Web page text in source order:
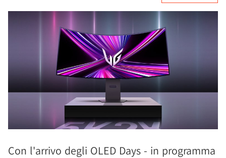
Con l'arrivo degli OLED Days - in programma